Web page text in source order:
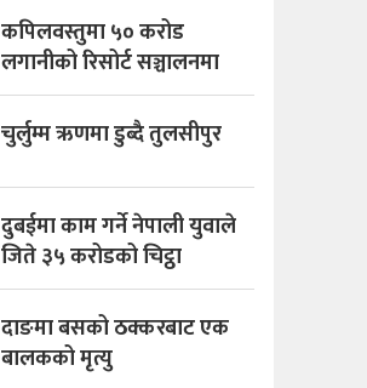
कपिलवस्तुमा ५० करोड
लगानीको रिसोर्ट सञ्चालनमा
चुर्लुम्म ऋणमा डुब्दै तुलसीपुर
दुबईमा काम गर्ने नेपाली युवाले
जिते ३५ करोडको चिट्ठा
दाङमा बसको ठक्करबाट एक
बालकको मृत्यु